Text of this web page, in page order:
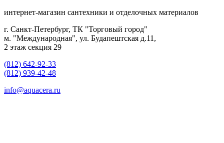
интернет-магазин сантехники и отделочных материалов
г. Санкт-Петербург, ТК "Торговый город"
м. "Международная", ул. Будапештская д.11,
2 этаж секция 29
(812) 642-92-33
(812) 939-42-48
info@aquacera.ru